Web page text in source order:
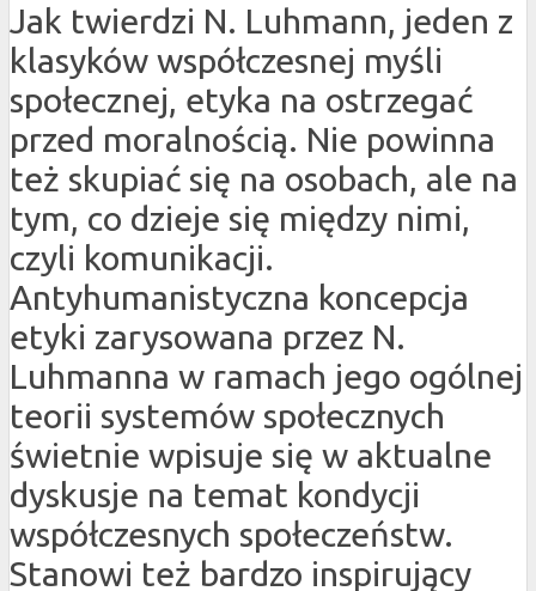
Jak twierdzi N. Luhmann, jeden z
klasyków współczesnej myśli
społecznej, etyka na ostrzegać
przed moralnością. Nie powinna
też skupiać się na osobach, ale na
tym, co dzieje się między nimi,
czyli komunikacji.
Antyhumanistyczna koncepcja
etyki zarysowana przez N.
Luhmanna w ramach jego ogólnej
teorii systemów społecznych
świetnie wpisuje się w aktualne
dyskusje na temat kondycji
współczesnych społeczeństw.
Stanowi też bardzo inspirujący